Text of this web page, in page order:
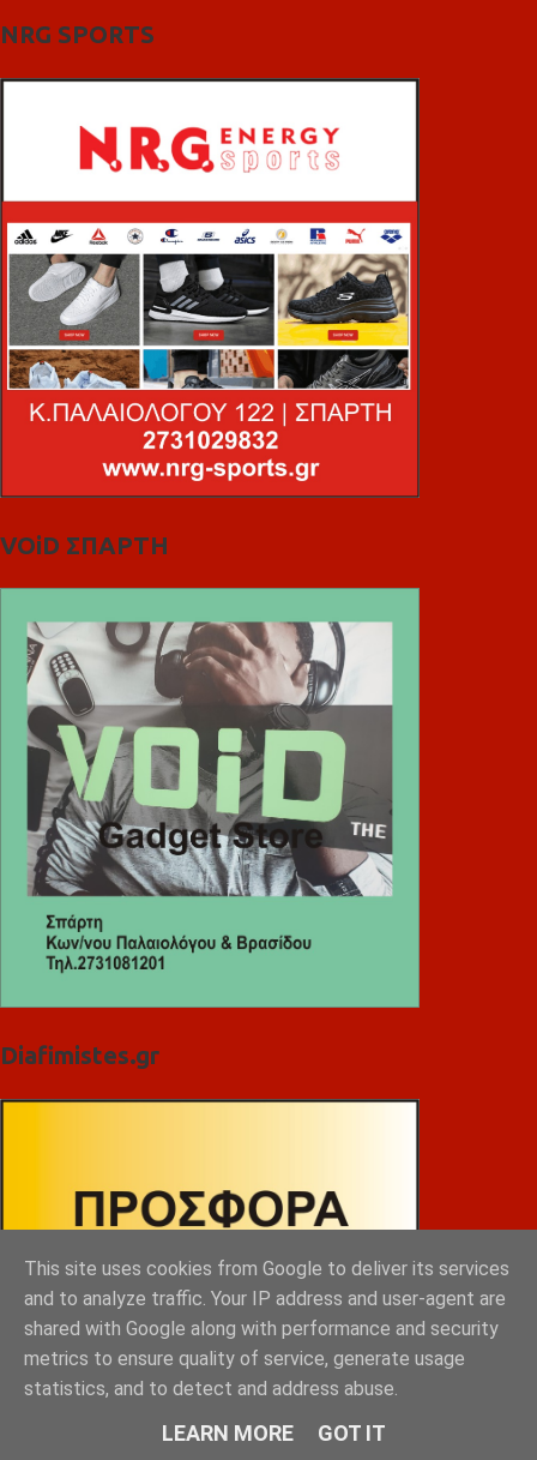
NRG SPORTS
VOiD ΣΠΑΡΤΗ
Diafimistes.gr
This site uses cookies from Google to deliver its services
and to analyze traffic. Your IP address and user-agent are
shared with Google along with performance and security
metrics to ensure quality of service, generate usage
statistics, and to detect and address abuse.
LEARN MORE GOT IT